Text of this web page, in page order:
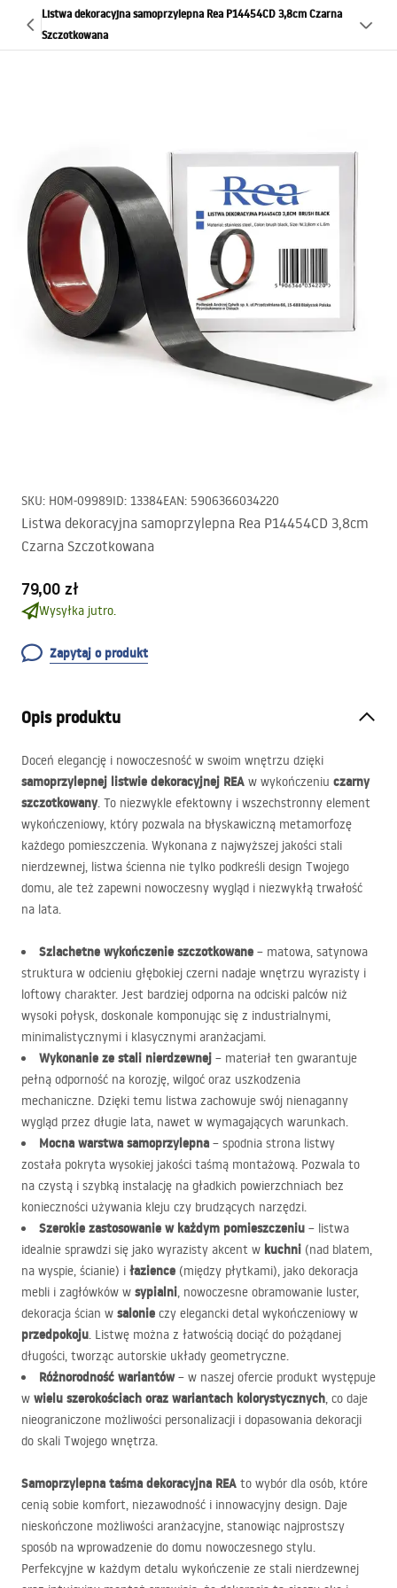
Listwa dekoracyjna samoprzylepna Rea P14454CD 3,8cm Czarna
Szczotkowana
SKU: HOM-09989ID: 13384EAN: 5906366034220
Listwa dekoracyjna samoprzylepna Rea P14454CD 3,8cm
Czarna Szczotkowana
79,00 zł
Wysyłka jutro.
Zapytaj o produkt
Opis produktu
Doceń elegancję i nowoczesność w swoim wnętrzu dzięki
samoprzylepnej listwie dekoracyjnej REA w wykończeniu czarny
szczotkowany. To niezwykle efektowny i wszechstronny element
wykończeniowy, który pozwala na błyskawiczną metamorfozę
każdego pomieszczenia. Wykonana z najwyższej jakości stali
nierdzewnej, listwa ścienna nie tylko podkreśli design Twojego
domu, ale też zapewni nowoczesny wygląd i niezwykłą trwałość
na lata.
Szlachetne wykończenie szczotkowane – matowa, satynowa
struktura w odcieniu głębokiej czerni nadaje wnętrzu wyrazisty i
loftowy charakter. Jest bardziej odporna na odciski palców niż
wysoki połysk, doskonale komponując się z industrialnymi,
minimalistycznymi i klasycznymi aranżacjami.
Wykonanie ze stali nierdzewnej – materiał ten gwarantuje
pełną odporność na korozję, wilgoć oraz uszkodzenia
mechaniczne. Dzięki temu listwa zachowuje swój nienaganny
wygląd przez długie lata, nawet w wymagających warunkach.
Mocna warstwa samoprzylepna – spodnia strona listwy
została pokryta wysokiej jakości taśmą montażową. Pozwala to
na czystą i szybką instalację na gładkich powierzchniach bez
konieczności używania kleju czy brudzących narzędzi.
Szerokie zastosowanie w każdym pomieszczeniu – listwa
idealnie sprawdzi się jako wyrazisty akcent w kuchni (nad blatem,
na wyspie, ścianie) i łazience (między płytkami), jako dekoracja
mebli i zagłówków w sypialni, nowoczesne obramowanie luster,
dekoracja ścian w salonie czy elegancki detal wykończeniowy w
przedpokoju. Listwę można z łatwością dociąć do pożądanej
długości, tworząc autorskie układy geometryczne.
Różnorodność wariantów– w naszej ofercie produkt występuje
w wielu szerokościach oraz wariantach kolorystycznych, co daje
nieograniczone możliwości personalizacji i dopasowania dekoracji
do skali Twojego wnętrza.
Samoprzylepna taśma dekoracyjna REA to wybór dla osób, które
cenią sobie komfort, niezawodność i innowacyjny design. Daje
nieskończone możliwości aranżacyjne, stanowiąc najprostszy
sposób na wprowadzenie do domu nowoczesnego stylu.
Perfekcyjne w każdym detalu wykończenie ze stali nierdzewnej